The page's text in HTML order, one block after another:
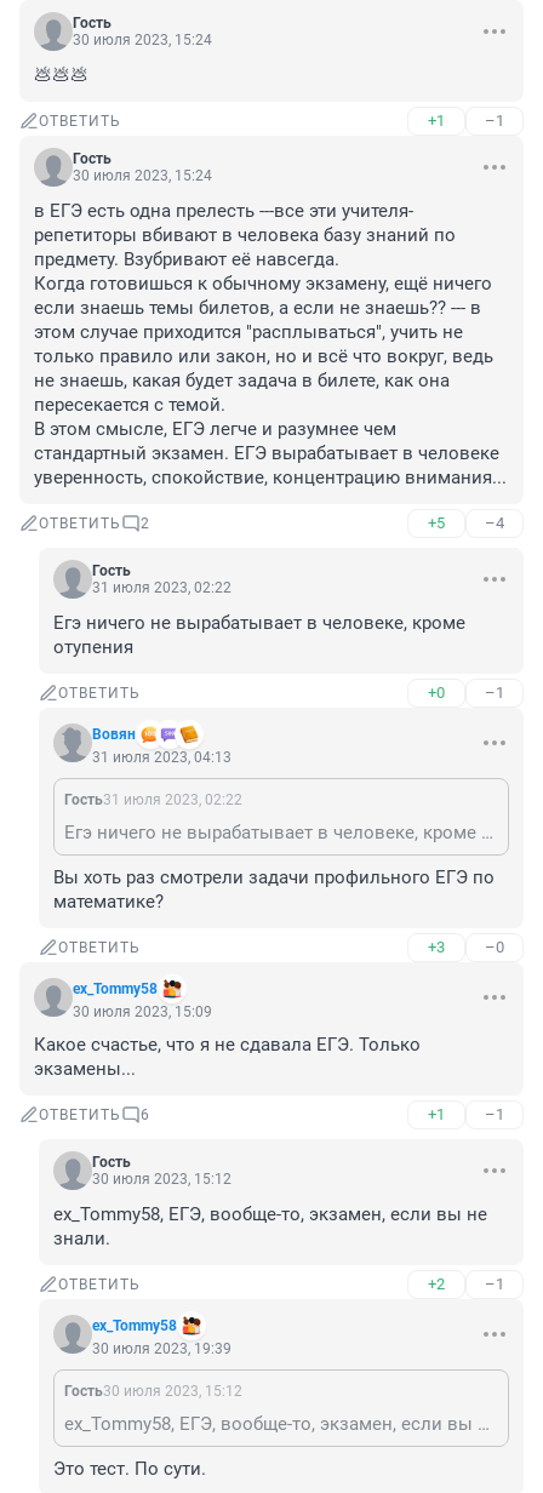
Гость
30 июля 2023, 15:24
💩💩💩
ОТВЕТИТЬ +1 –1
Гость
30 июля 2023, 15:24
в ЕГЭ есть одна прелесть ---все эти учителя-
репетиторы вбивают в человека базу знаний по
предмету. Взубривают её навсегда.
Когда готовишься к обычному экзамену, ещё ничего
если знаешь темы билетов, а если не знаешь?? --- в
этом случае приходится "расплываться", учить не
только правило или закон, но и всё что вокруг, ведь
не знаешь, какая будет задача в билете, как она
пересекается с темой.
В этом смысле, ЕГЭ легче и разумнее чем
стандартный экзамен. ЕГЭ вырабатывает в человеке
уверенность, спокойствие, концентрацию внимания...
ОТВЕТИТЬ 2 +5 –4
Гость
31 июля 2023, 02:22
Егэ ничего не вырабатывает в человеке, кроме
отупения
ОТВЕТИТЬ +0 –1
Вовян
31 июля 2023, 04:13
Гость31 июля 2023, 02:22
Егэ ничего не вырабатывает в человеке, кроме отупения
Вы хоть раз смотрели задачи профильного ЕГЭ по
математике?
ОТВЕТИТЬ +3 –0
ex_Tommy58
30 июля 2023, 15:09
Какое счастье, что я не сдавала ЕГЭ. Только
экзамены...
ОТВЕТИТЬ 6 +1 –1
Гость
30 июля 2023, 15:12
ex_Tommy58, ЕГЭ, вообще-то, экзамен, если вы не
знали.
ОТВЕТИТЬ +2 –1
ex_Tommy58
30 июля 2023, 19:39
Гость30 июля 2023, 15:12
ex_Tommy58, ЕГЭ, вообще-то, экзамен, если вы не знали.
Это тест. По сути.